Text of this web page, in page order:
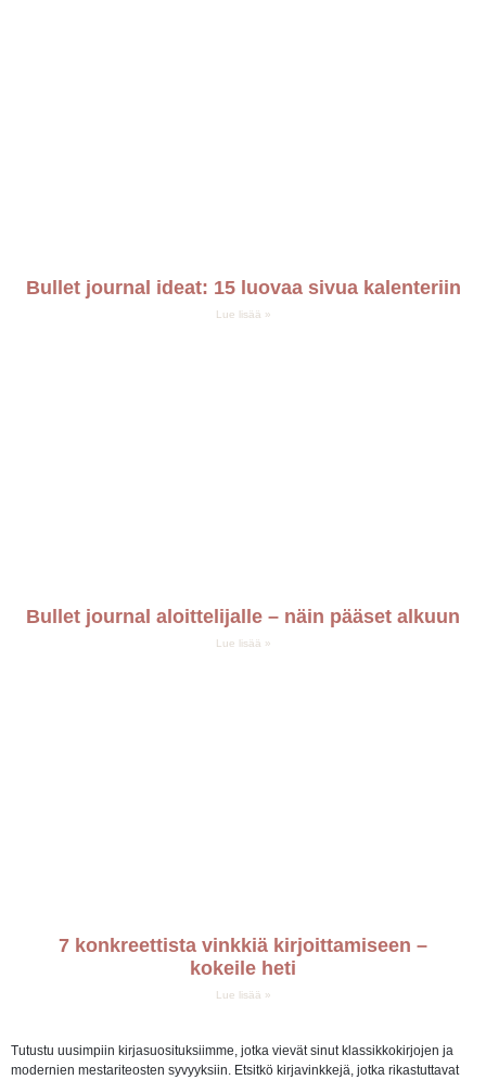
Bullet journal ideat: 15 luovaa sivua kalenteriin
Lue lisää »
Bullet journal aloittelijalle – näin pääset alkuun
Lue lisää »
7 konkreettista vinkkiä kirjoittamiseen –
kokeile heti
Lue lisää »
Tutustu uusimpiin kirjasuosituksiimme, jotka vievät sinut klassikkokirjojen ja
modernien mestariteosten syvyyksiin. Etsitkö kirjavinkkejä, jotka rikastuttavat